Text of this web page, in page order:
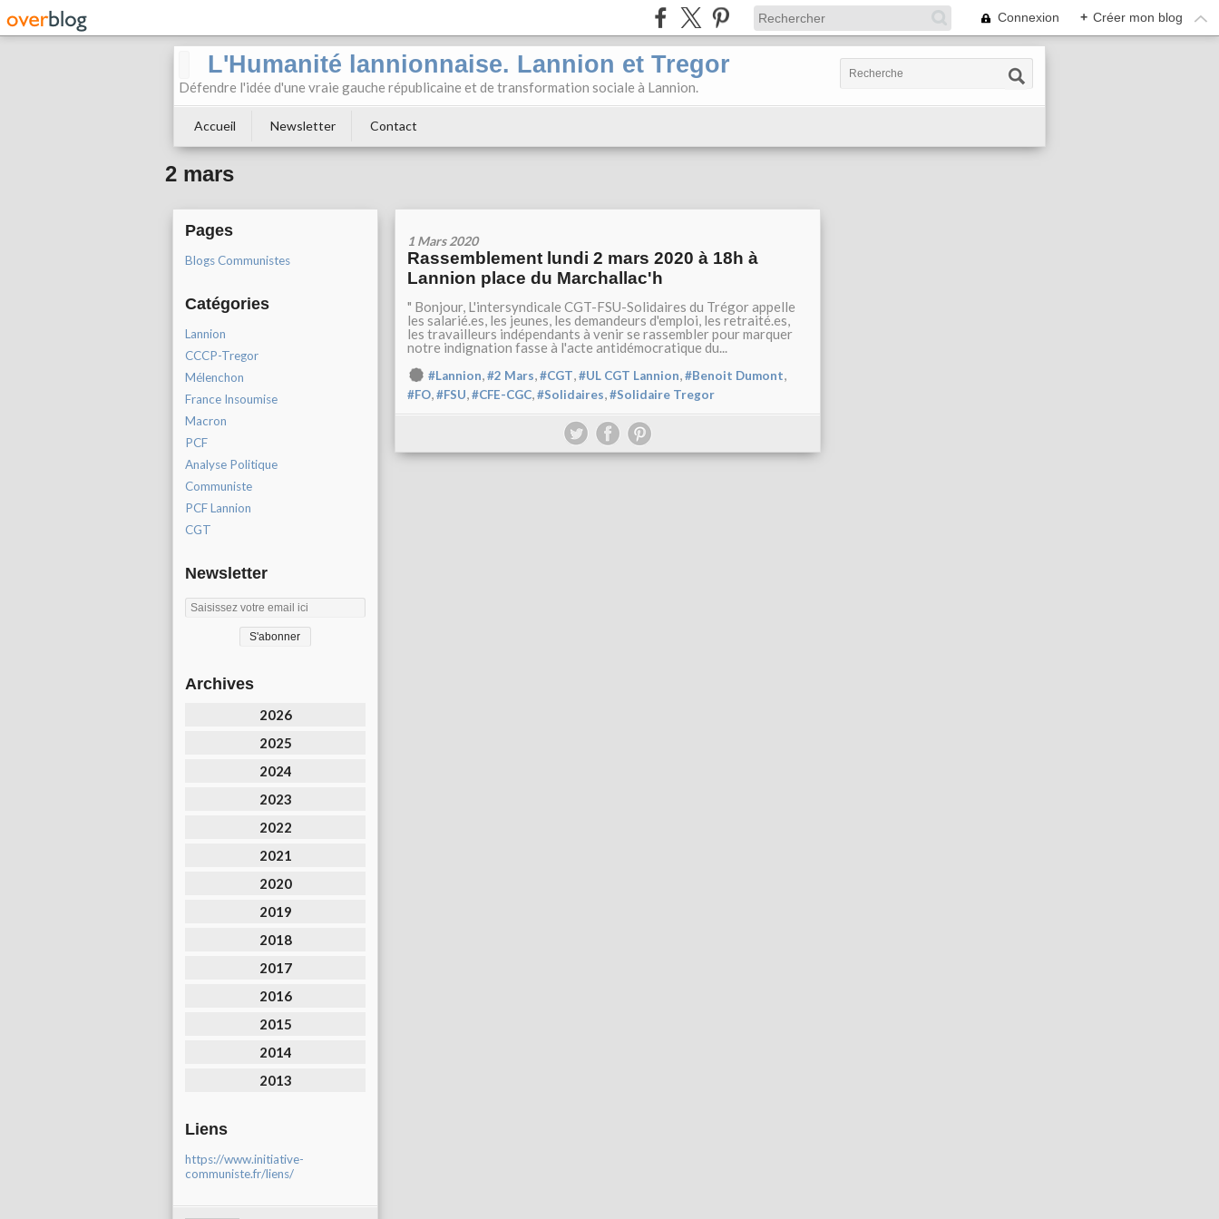
Connexion + Créer mon blog
L'Humanité lannionnaise. Lannion et Tregor
Défendre l'idée d'une vraie gauche républicaine et de transformation sociale à Lannion.
Accueil Newsletter Contact
2 mars
Pages
Blogs Communistes
Catégories
Lannion
CCCP-Tregor
Mélenchon
France Insoumise
Macron
PCF
Analyse Politique
Communiste
PCF Lannion
CGT
Newsletter
Archives
2026
2025
2024
2023
2022
2021
2020
2019
2018
2017
2016
2015
2014
2013
Liens
https://www.initiative-
communiste.fr/liens/
1 Mars 2020
Rassemblement lundi 2 mars 2020 à 18h à
Lannion place du Marchallac'h
" Bonjour, L'intersyndicale CGT-FSU-Solidaires du Trégor appelle
les salarié.es, les jeunes, les demandeurs d'emploi, les retraité.es,
les travailleurs indépendants à venir se rassembler pour marquer
notre indignation fasse à l'acte antidémocratique du...
#Lannion,#2 Mars,#CGT,#UL CGT Lannion,#Benoit Dumont,
#FO,#FSU,#CFE-CGC,#Solidaires,#Solidaire Tregor